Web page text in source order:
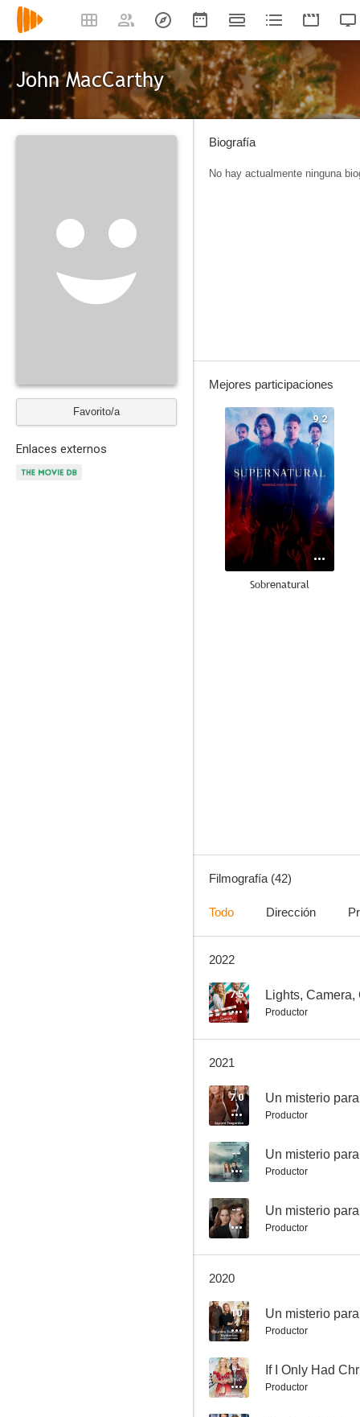
John MacCarthy
Favorito/a
Enlaces externos
Biografía
No hay actualmente ninguna
Mejores participaciones
9.2
Sobrenatural
10
Un misterio para Aurora Teagarden: Reencuentro mortal
Very Important perros
7.0
Filmografía (42)
Todo Dirección
2022
7.5 Lights, Camera,
Productor
2021
7.0
Productor
--
Productor
-- Un misterio
Productor
2020
10
Productor
-- If I Only Had
Productor